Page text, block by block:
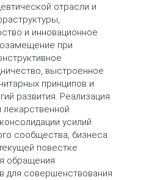
отрасли и
и инновационное
при
выстроенное
принципов и
развития. Реализация
лекарственной
усилий
сообщества, бизнеса.
повестке
обращения
для совершенствования